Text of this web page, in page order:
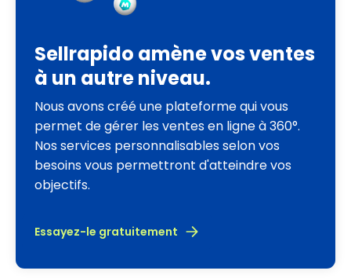
Sellrapido amène vos ventes
à un autre niveau.
Nous avons créé une plateforme qui vous
permet de gérer les ventes en ligne à 360°.
Nos services personnalisables selon vos
besoins vous permettront d'atteindre vos
objectifs.
Essayez-le gratuitement